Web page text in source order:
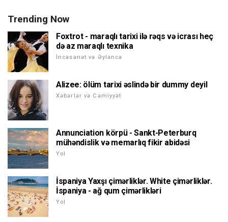
Trending Now
Foxtrot - maraqlı tarixi ilə rəqs və icrası heç
də az maraqlı texnika
İncəsənət və Əyləncə
Alizee: ölüm tarixi əslində bir dummy deyil
Xəbərlər və Cəmiyyət
Annunciation körpü - Sankt-Peterburq
mühəndislik və memarlıq fikir abidəsi
Yol
İspaniya Yaxşı çimərliklər. White çimərliklər.
İspaniya - ağ qum çimərlikləri
Yol